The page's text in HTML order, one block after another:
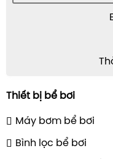
Thiết bị bể bơi
Máy bơm bể bơi
Bình lọc bể bơi